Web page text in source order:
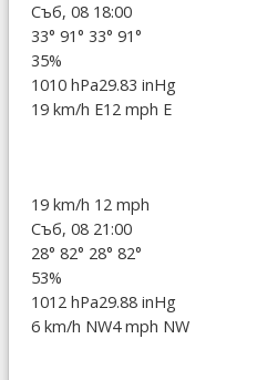
Съб, 08 18:00
33° 91° 33° 91°
35%
1010 hPa29.83 inHg
19 km/h E12 mph E
19 km/h 12 mph
Съб, 08 21:00
28° 82° 28° 82°
53%
1012 hPa29.88 inHg
6 km/h NW4 mph NW